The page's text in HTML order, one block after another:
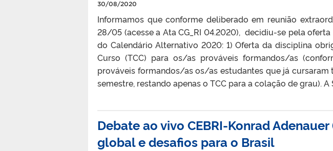
30/08/2020
Informamos que conforme deliberado em reunião
28/05 (acesse a Ata CG_RI 04.2020), decidiu-se pela
do Calendário Alternativo 2020: 1) Oferta da disciplina
Curso (TCC) para os/as prováveis formandos/as
prováveis formandos/as os/as estudantes que já cursaram
semestre, restando apenas o TCC para a colação de grau).
Debate ao vivo CEBRI-Konrad
global e desafios para o Brasil